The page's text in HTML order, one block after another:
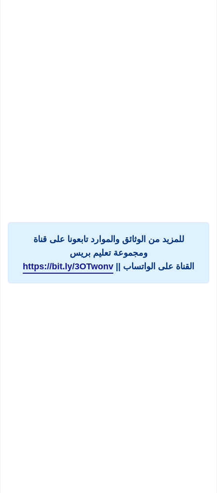
للمزيد من الوثائق والموارد تابعونا على قناة
ومجموعة تعليم بريس
القناة على الواتساب || https://bit.ly/3OTwonv